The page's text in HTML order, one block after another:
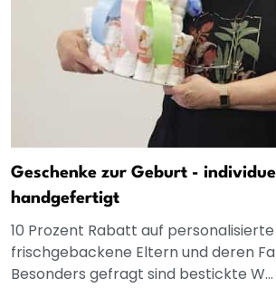
Geschenke zur Geburt -
handgefertigt
10 Prozent Rabatt auf
frischgebackene Eltern und deren
Besonders gefragt sind bestickte W...